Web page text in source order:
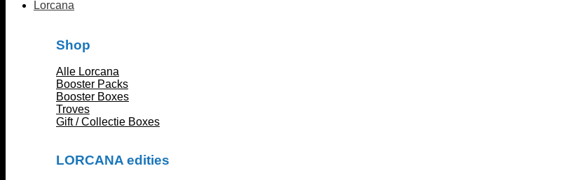
Lorcana
Shop
Alle Lorcana
Booster Packs
Booster Boxes
Troves
Gift / Collectie Boxes
LORCANA edities